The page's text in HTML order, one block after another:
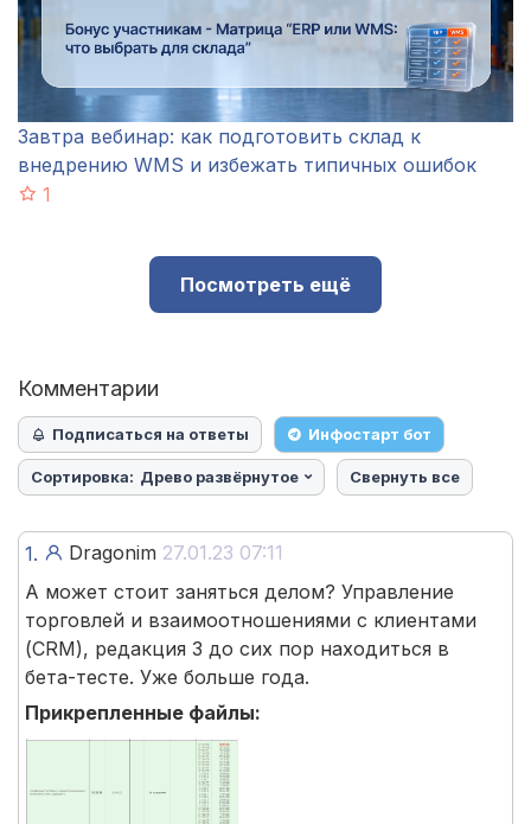
Завтра вебинар: как подготовить склад к
внедрению WMS и избежать типичных ошибок
1
Посмотреть ещё
Комментарии
Подписаться на ответы Инфостарт бот
Сортировка: Древо развёрнутое Свернуть все
1. Dragonim 27.01.23 07:11
А может стоит заняться делом? Управление
торговлей и взаимоотношениями с клиентами
(CRM), редакция 3 до сих пор находиться в
бета-тесте. Уже больше года.
Прикрепленные файлы: